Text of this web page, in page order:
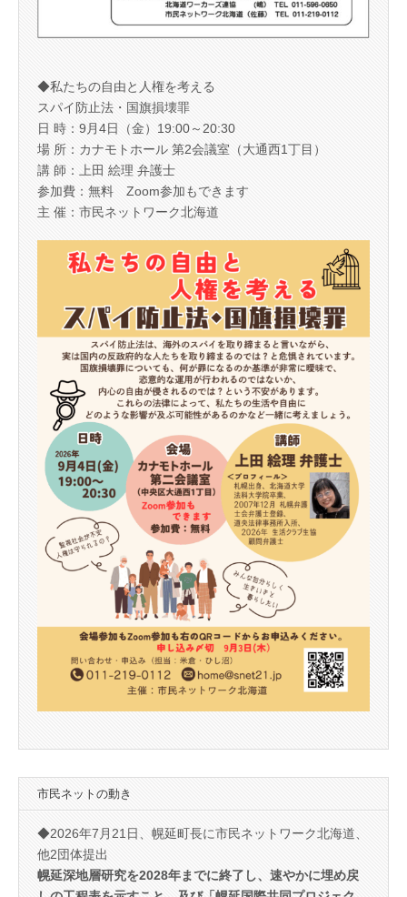
◆私たちの自由と人権を考える
スパイ防止法・国旗損壊罪
日 時：9月4日（金）19:00～20:30
場 所：カナモトホール 第2会議室（大通西1丁目）
講 師：上田 絵理 弁護士
参加費：無料 Zoom参加もできます
主 催：市民ネットワーク北海道
市民ネットの動き
◆2026年7月21日、幌延町長に市民ネットワーク北海道、
他2団体提出
幌延深地層研究を2028年までに終了し、速やかに埋め戻